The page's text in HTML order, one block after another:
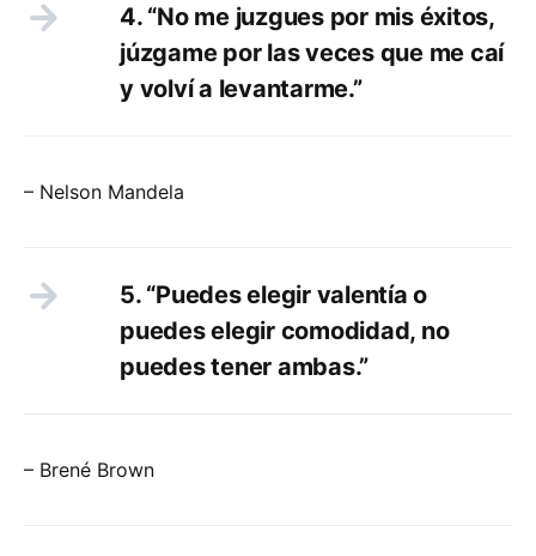
4. “No me juzgues por mis éxitos,
júzgame por las veces que me caí
y volví a levantarme.”
– Nelson Mandela
5. “Puedes elegir valentía o
puedes elegir comodidad, no
puedes tener ambas.”
– Brené Brown